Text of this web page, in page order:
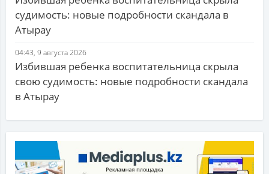
судимость: новые подробности скандала в
Атырау
04:43, 9 августа 2026
Избившая ребенка воспитательница скрыла
свою судимость: новые подробности скандала
в Атырау